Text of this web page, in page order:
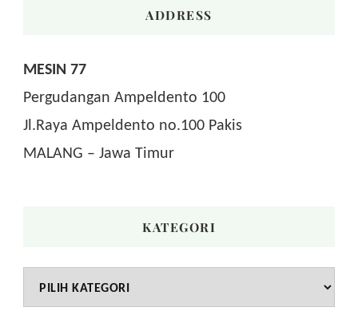
ADDRESS
MESIN 77
Pergudangan Ampeldento 100
Jl.Raya Ampeldento no.100 Pakis
MALANG – Jawa Timur
KATEGORI
Kategori